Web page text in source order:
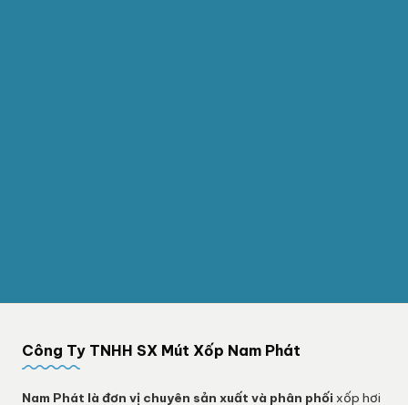
Công Ty TNHH SX Mút Xốp Nam Phát
Nam Phát là đơn vị chuyên sản xuất và phân phối xốp hơi